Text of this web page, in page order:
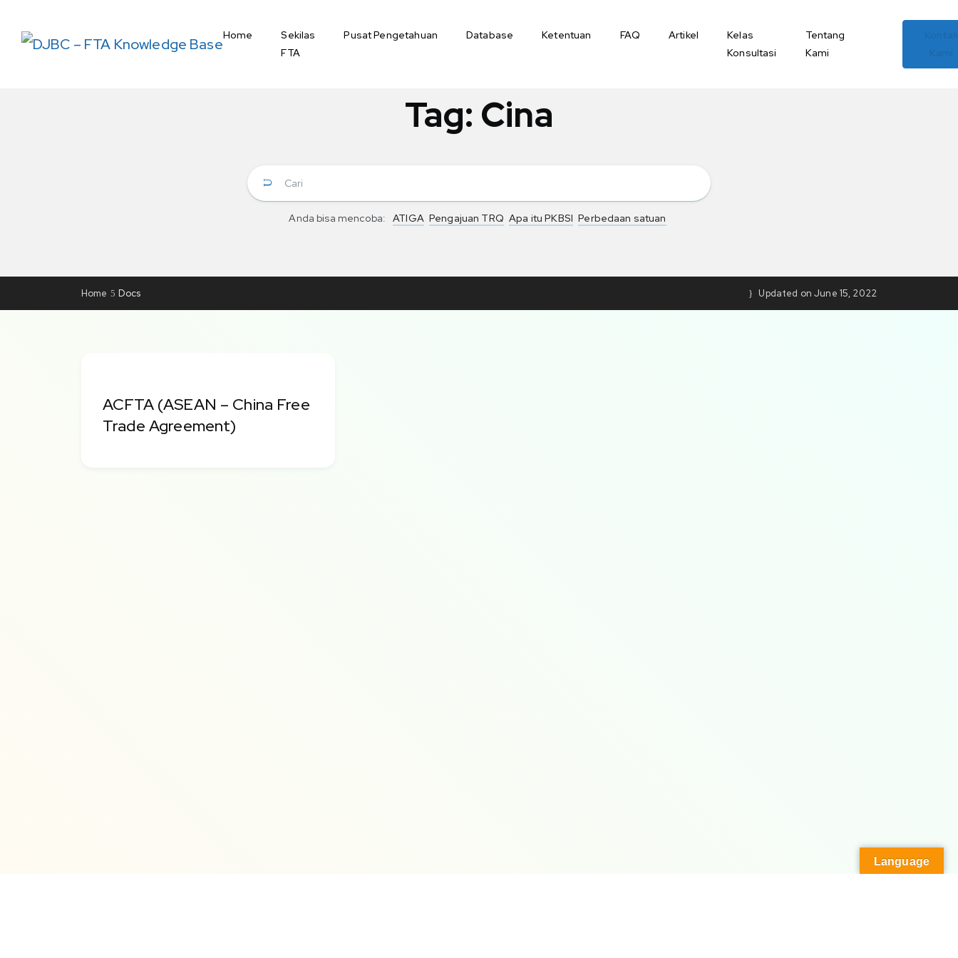
Home
Sekilas
FTA
Pusat Pengetahuan Database Ketentuan FAQ Artikel
Kelas
Konsultasi
Tentang
Kami
Tag: Cina
Anda bisa mencoba: ATIGA Pengajuan TRQ Apa itu PKBSI Perbedaan satuan
Home Docs Updated on June 15, 2022
ACFTA (ASEAN – China Free
Trade Agreement)
Language